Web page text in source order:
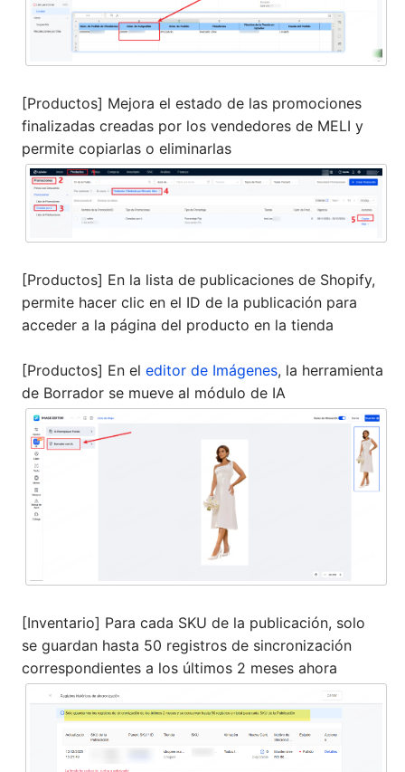
[Productos] Mejora el estado de las promociones
finalizadas creadas por los vendedores de MELI y
permite copiarlas o eliminarlas
[Productos] En la lista de publicaciones de Shopify,
permite hacer clic en el ID de la publicación para
acceder a la página del producto en la tienda
[Productos] En el editor de Imágenes, la herramienta
de Borrador se mueve al módulo de IA
[Inventario] Para cada SKU de la publicación, solo
se guardan hasta 50 registros de sincronización
correspondientes a los últimos 2 meses ahora